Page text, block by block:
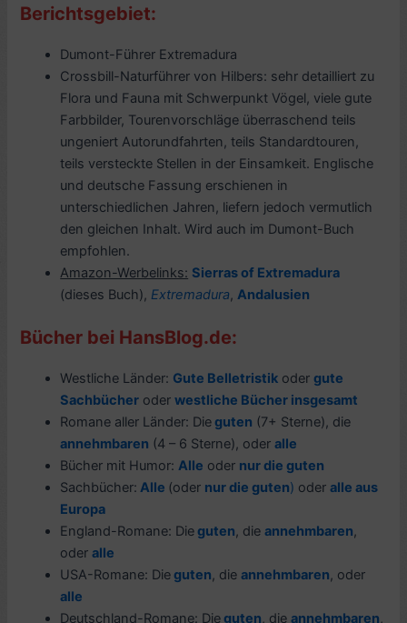
Berichtsgebiet:
Dumont-Führer Extremadura
Crossbill-Naturführer von Hilbers: sehr detailliert zu
Flora und Fauna mit Schwerpunkt Vögel, viele gute
Farbbilder, Tourenvorschläge überraschend teils
ungeniert Autorundfahrten, teils Standardtouren,
teils versteckte Stellen in der Einsamkeit. Englische
und deutsche Fassung erschienen in
unterschiedlichen Jahren, liefern jedoch vermutlich
den gleichen Inhalt. Wird auch im Dumont-Buch
empfohlen.
Amazon-Werbelinks: Sierras of Extremadura
(dieses Buch), Extremadura,Andalusien
Bücher bei HansBlog.de:
Westliche Länder: Gute Belletristik odergute
Sachbücher oderwestliche Bücher insgesamt
Romane aller Länder: Dieguten (7+ Sterne), die
annehmbaren (4 – 6 Sterne), oderalle
Bücher mit Humor:Alle oder nur die guten
Sachbücher: Alle (oder nur die guten) oderalle aus
Europa
England-Romane: Dieguten, dieannehmbaren,
oderalle
USA-Romane: Dieguten, dieannehmbaren, oder
alle
Deutschland-Romane: Dieguten, dieannehmbaren,